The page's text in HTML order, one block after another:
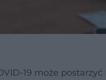
19 może postarzyć